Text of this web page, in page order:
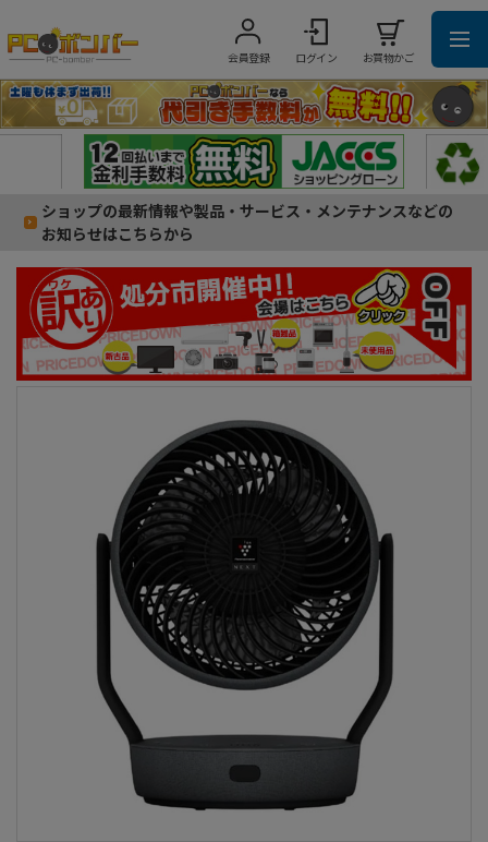
会員登録 ログイン お買物かご
ショップの最新情報や製品・サービス・メンテナンスなどの
お知らせはこちらから